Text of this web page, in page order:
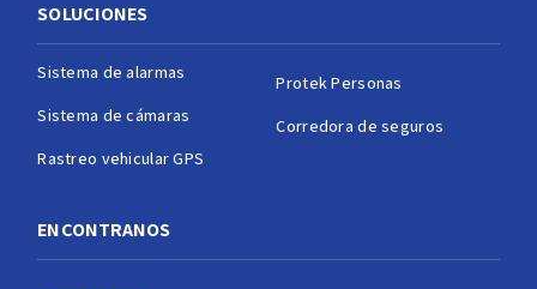
SOLUCIONES
Sistema de alarmas
Sistema de cámaras
Rastreo vehicular GPS
Protek Personas
Corredora de seguros
ENCONTRANOS